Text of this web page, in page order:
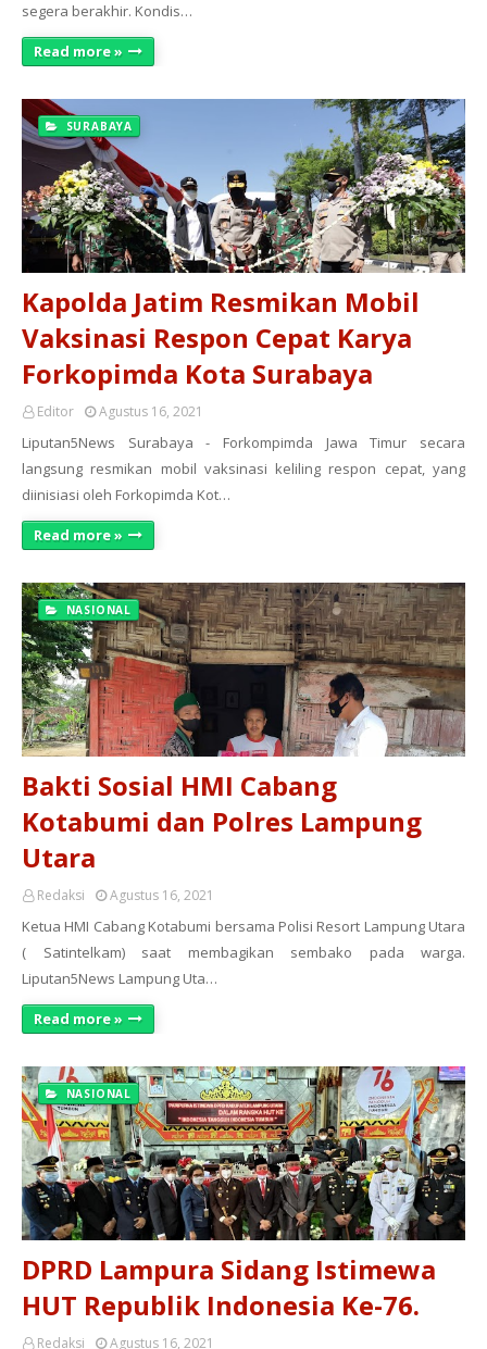
segera berakhir. Kondis…
Read more »
SURABAYA
Kapolda Jatim Resmikan Mobil
Vaksinasi Respon Cepat Karya
Forkopimda Kota Surabaya
Editor Agustus 16, 2021
Liputan5News Surabaya - Forkompimda Jawa Timur secara
langsung resmikan mobil vaksinasi keliling respon cepat, yang
diinisiasi oleh Forkopimda Kot…
Read more »
NASIONAL
Bakti Sosial HMI Cabang
Kotabumi dan Polres Lampung
Utara
Redaksi Agustus 16, 2021
Ketua HMI Cabang Kotabumi bersama Polisi Resort Lampung Utara
( Satintelkam) saat membagikan sembako pada warga.
Liputan5News Lampung Uta…
Read more »
NASIONAL
DPRD Lampura Sidang Istimewa
HUT Republik Indonesia Ke-76.
Redaksi Agustus 16, 2021